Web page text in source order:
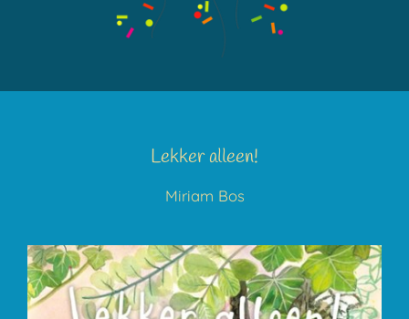
Lekker alleen!
Miriam Bos